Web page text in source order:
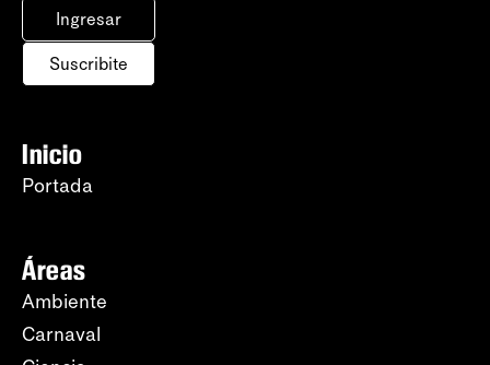
Ingresar
Suscribite
Inicio
Portada
Áreas
Ambiente
Carnaval